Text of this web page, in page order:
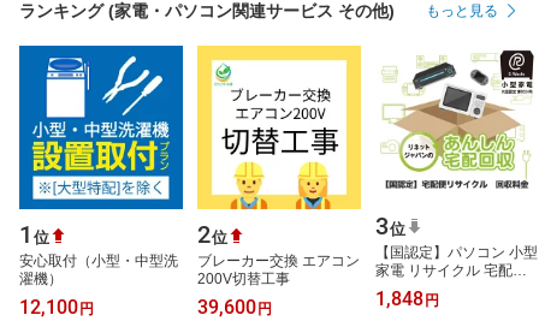
ランキング (家電・パソコン関連サービス その他) もっと見る
1 位
安心取付（小型・中型洗
濯機）
12,100 円
2位
ブレーカー交換 エアコン
200V切替工事
39,600 円
3位
【国認定】パソコン 小型
家電 リサイクル 宅配回
収料金 / 不用品 1箱にま
とめて処分 廃棄 引き取
1,848円